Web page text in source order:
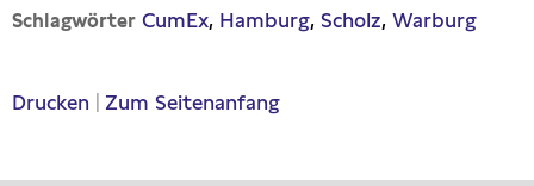
Schlagwörter CumEx Hamburg Scholz Warburg
Drucken Zum Seitenanfang